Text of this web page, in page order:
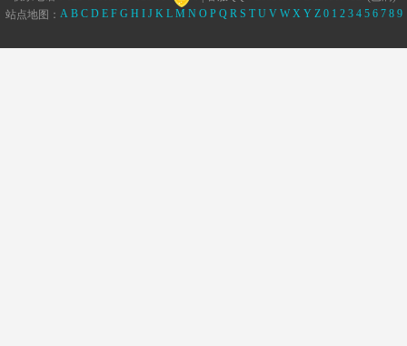
站点地图： A B C D E F G H I J K L M N O P Q R S T U V W X Y Z 0 1 2 3 4 5 6 7 8 9